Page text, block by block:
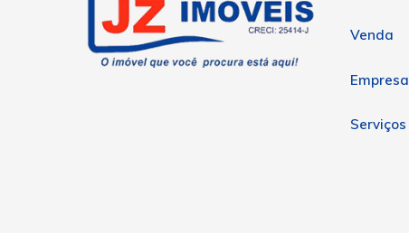
Venda
Empresa
Serviços